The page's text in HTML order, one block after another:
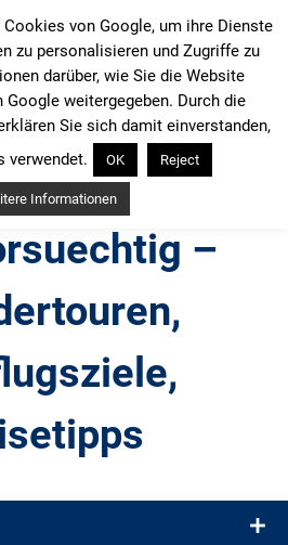
–
Ein Blog für alle, die gern
von Google, um ihre Dienste
zu personalisieren und Zugriffe zu
darüber, wie Sie die Website
Google weitergegeben. Durch die
Sie sich damit einverstanden,
verwendet.
OK Reject
Informationen